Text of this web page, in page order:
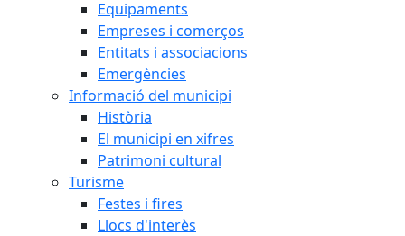
Equipaments
Empreses i comerços
Entitats i associacions
Emergències
Informació del municipi
Història
El municipi en xifres
Patrimoni cultural
Turisme
Festes i fires
Llocs d'interès